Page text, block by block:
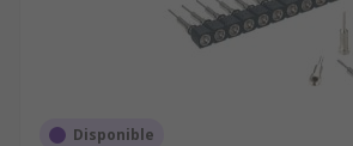
Disponible